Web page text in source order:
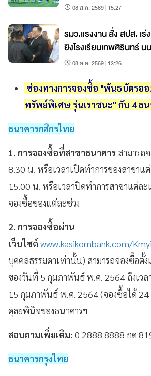
08 ส.ค. 2569 | 15:27
รมว.แรงงาน สั่ง สปส. เร่
ยิงโรงเรียนเทพศิรินทร์ น
08 ส.ค. 2569 | 13:26
ช่องทางการจองซื้อ "พันธบัตรออ
ทรัพย์พิเศษ รุ่นเราชนะ" กับ 4 ธน
ธนาคารกสิกรไทย
1. การจองซื้อที่สาขาธนาคาร สามารถ
8.30 น. หรือเวลาเปิดทำการของสาขาแ
15.00 น. หรือเวลาปิดทำการสาขาแต่ล
จองซื้อของแต่ละช่วง
2. การจองซื้อผ่าน
เว็บไซต์ www.kasikornbank.com/
บุคคลธรรมดาเท่านั้น) สามารถจองซื้อตั้ง
ของวันที่ 5 กุมภาพันธ์ พ.ศ. 2564 ถึงเวล
15 กุมภาพันธ์ พ.ศ. 2564 (จองซื้อได้ 24
ดุลยพินิจของธนาคารฯ
สอบถามเพิ่มเติม: 0 2888 8888 กด
ธนาคารกรุงไทย